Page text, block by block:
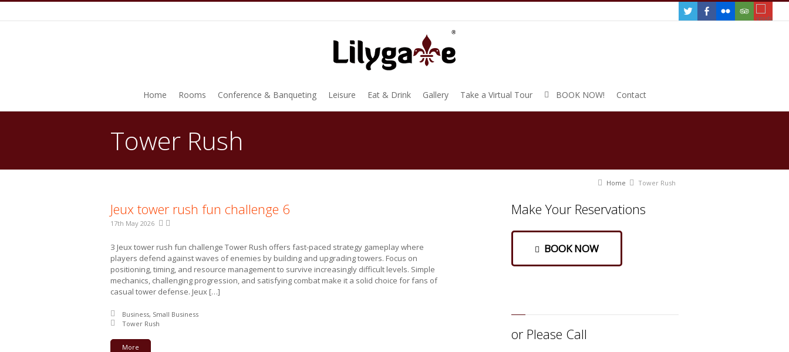
Home Rooms Conference & Banqueting Leisure Eat & Drink Gallery Take a Virtual Tour BOOK NOW! Contact
Tower Rush
Home Tower Rush
Jeux tower rush fun challenge 6
17th May 2026
З Jeux tower rush fun challenge Tower Rush offers fast-paced strategy gameplay where
players defend against waves of enemies by building and upgrading towers. Focus on
positioning, timing, and resource management to survive increasingly difficult levels. Simple
mechanics, challenging progression, and satisfying combat make it a solid choice for fans of
casual tower defense. Jeux […]
Posted in:
Business, Small Business
Tagged with:
Tower Rush
More
Make Your Reservations
BOOK NOW
or Please Call